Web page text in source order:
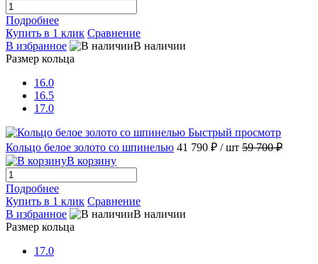
Подробнее
Купить в 1 клик Сравнение
В избранное
В наличии
Размер кольца
16.0
16.5
17.0
Быстрый просмотр
Кольцо белое золото со шпинелью 41 790 ₽ / шт 59 700 ₽
В корзину
Подробнее
Купить в 1 клик Сравнение
В избранное
В наличии
Размер кольца
17.0